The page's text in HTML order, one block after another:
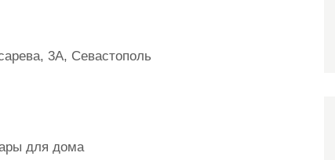
3А, Севастополь
для дома